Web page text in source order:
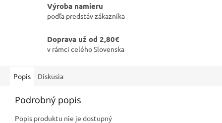
Výroba namieru
podľa predstáv zákazníka
Doprava už od 2,80€
v rámci celého Slovenska
Popis Diskusia
Podrobný popis
Popis produktu nie je dostupný